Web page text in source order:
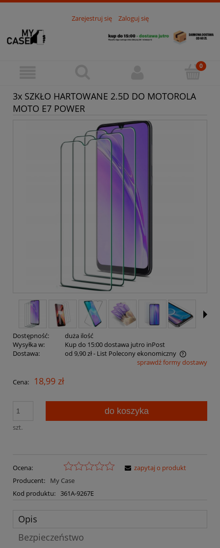
Zarejestruj się Zaloguj się
3x SZKŁO HARTOWANE 2.5D DO MOTOROLA
MOTO E7 POWER
Dostępność:
duża ilość
Wysyłka w:
Kup do 15:00 dostawa jutro inPost
Dostawa:
od 9,90 zł- List Polecony ekonomiczny
Cena nie zawiera ewentualnych kosztów płatnościsprawdź formy dostawy
Cena: 18,99 zł
szt.
do koszyka
Ocena:
Producent:
My Case
Kod produktu: 361A-9267E
zapytaj o produkt
Opis
Bezpieczeństwo